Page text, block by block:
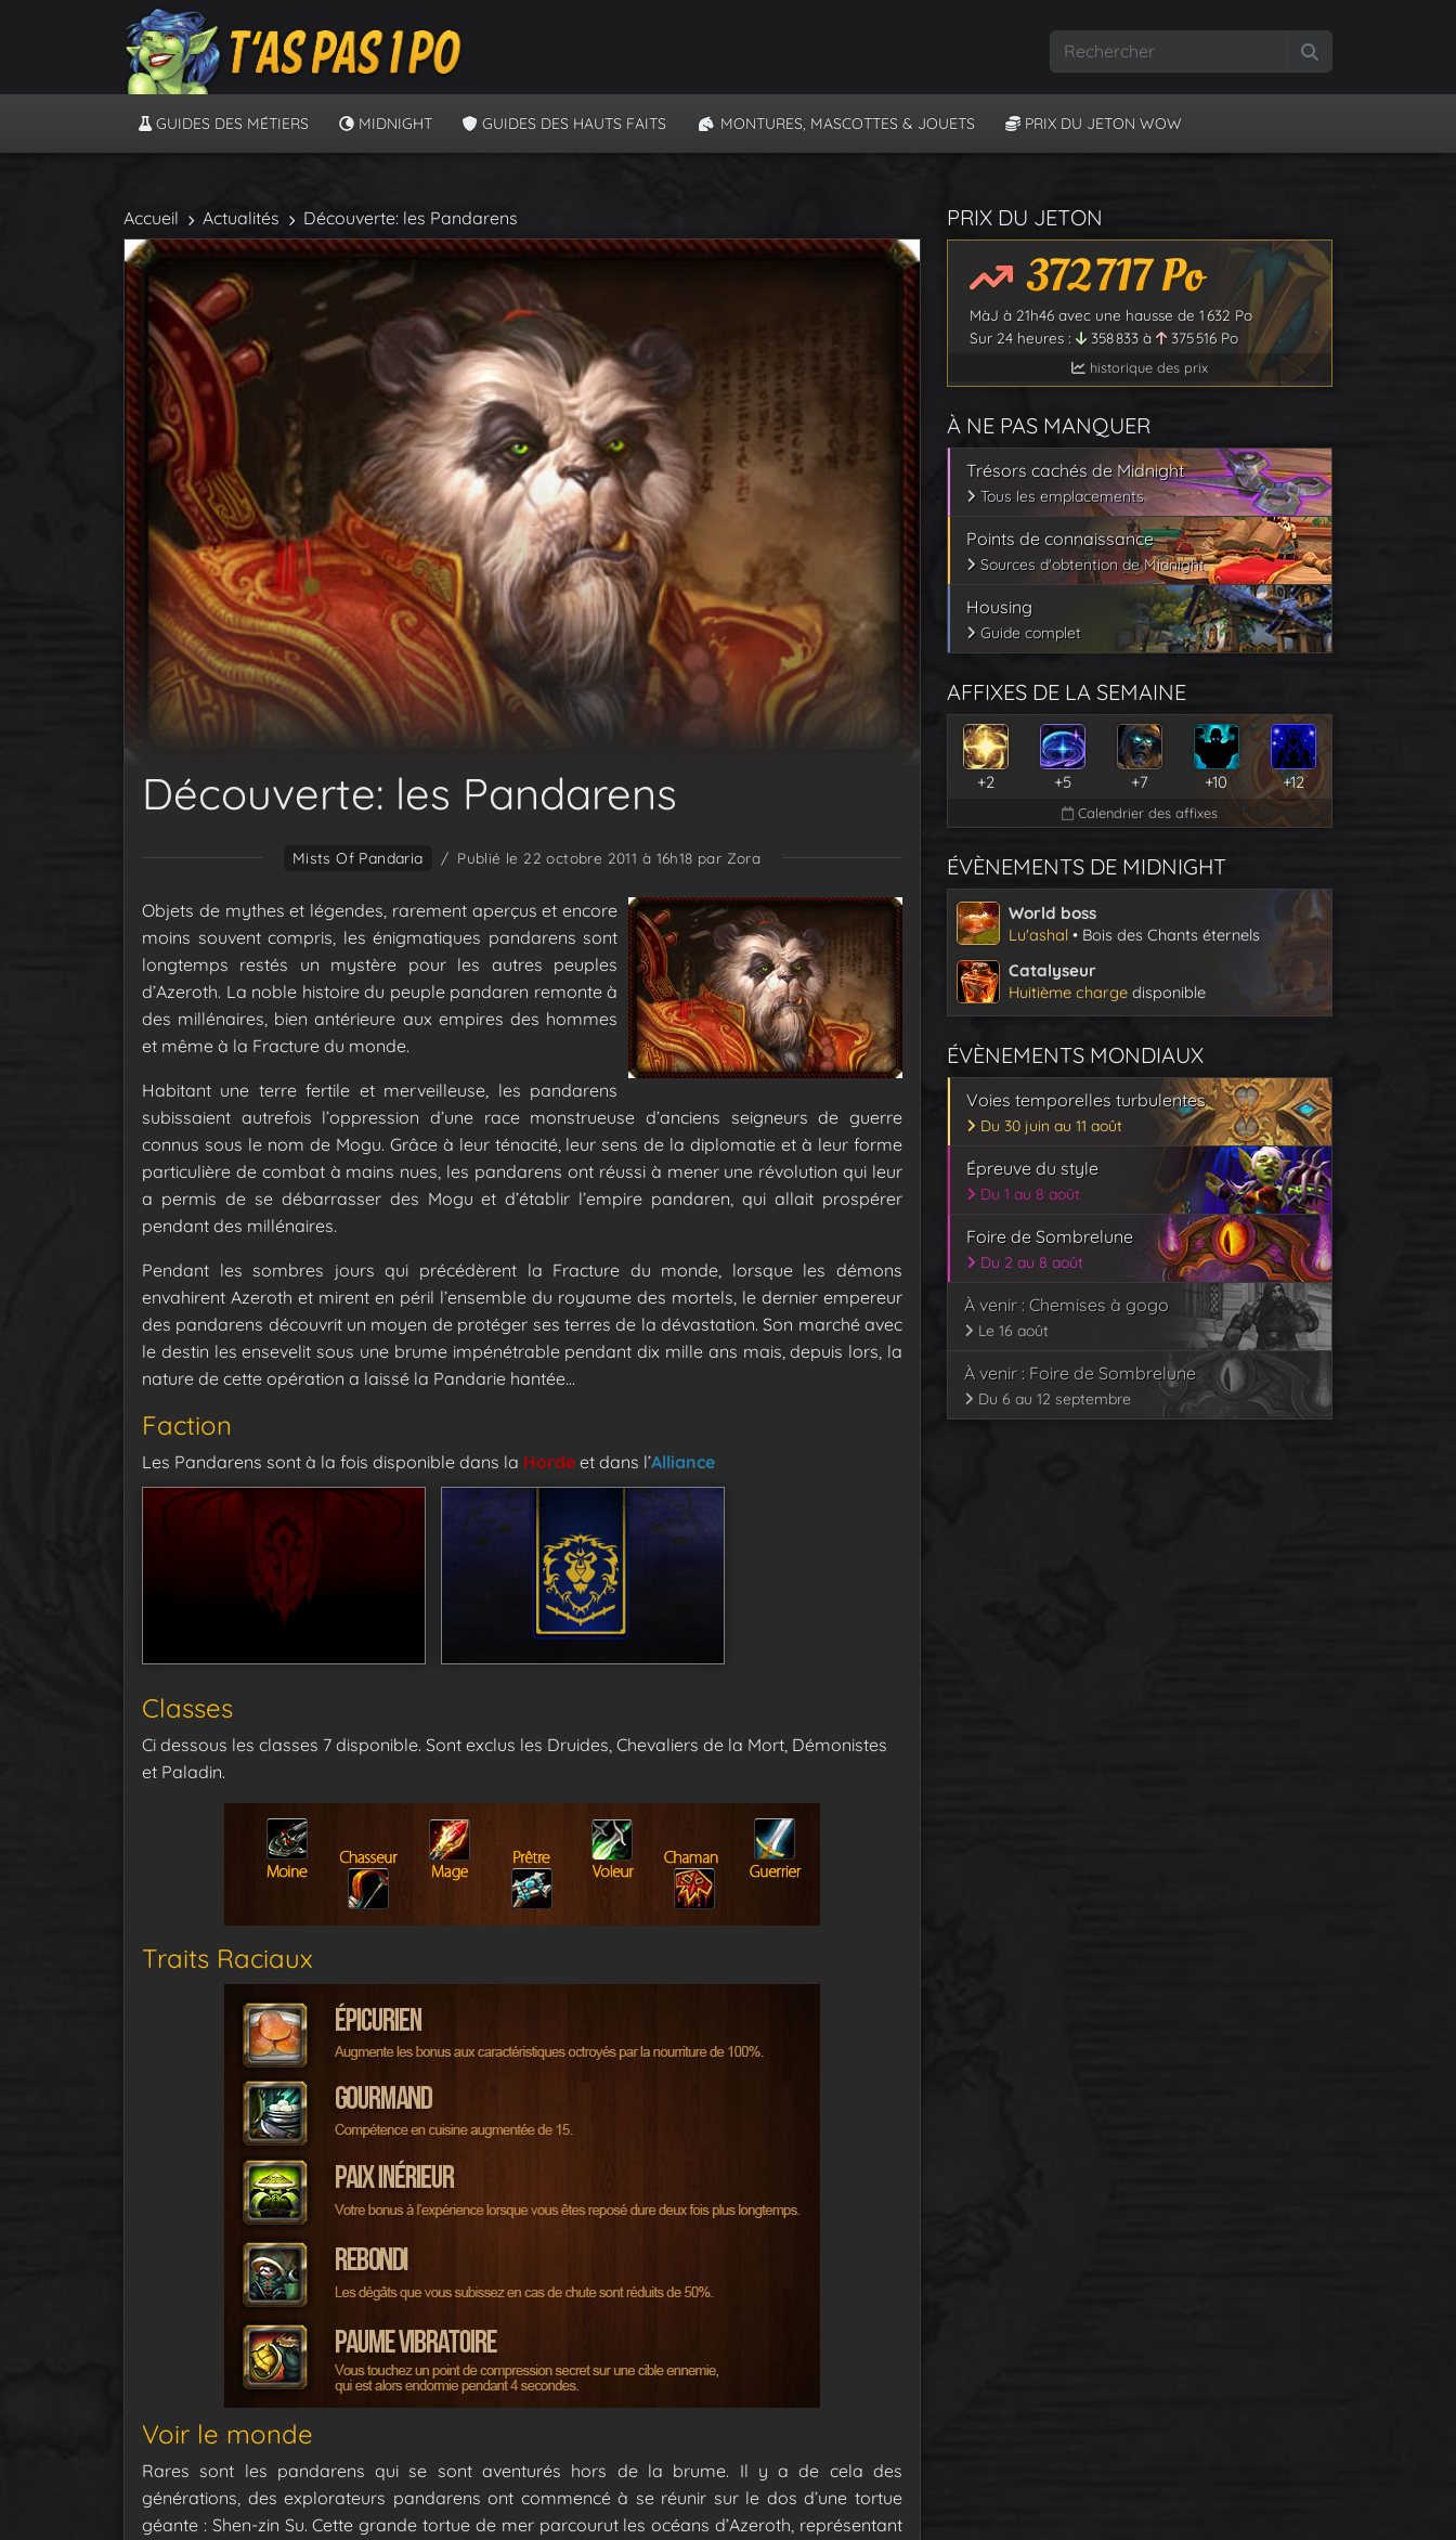
GUIDES DES MÉTIERS MIDNIGHT GUIDES DES HAUTS FAITS MONTURES, MASCOTTES & JOUETS PRIX DU JETON WOW
Accueil Actualités Découverte: les Pandarens
Découverte: les Pandarens
Mists Of Pandaria / Publié le 22 octobre 2011 à 16h18 par Zora
Objets de mythes et légendes, rarement aperçus et encore
moins souvent compris, les énigmatiques pandarens sont
longtemps restés un mystère pour les autres peuples
d’Azeroth. La noble histoire du peuple pandaren remonte à
des millénaires, bien antérieure aux empires des hommes
et même à la Fracture du monde.
Habitant une terre fertile et merveilleuse, les pandarens
subissaient autrefois l’oppression d’une race monstrueuse d’anciens seigneurs de guerre
connus sous le nom de Mogu. Grâce à leur ténacité, leur sens de la diplomatie et à leur forme
particulière de combat à mains nues, les pandarens ont réussi à mener une révolution qui leur
a permis de se débarrasser des Mogu et d’établir l’empire pandaren, qui allait prospérer
pendant des millénaires.
Pendant les sombres jours qui précédèrent la Fracture du monde, lorsque les démons
envahirent Azeroth et mirent en péril l’ensemble du royaume des mortels, le dernier empereur
des pandarens découvrit un moyen de protéger ses terres de la dévastation. Son marché avec
le destin les ensevelit sous une brume impénétrable pendant dix mille ans mais, depuis lors, la
nature de cette opération a laissé la Pandarie hantée…
Faction
Les Pandarens sont à la fois disponible dans la Horde et dans l’Alliance
Classes
Ci dessous les classes 7 disponible. Sont exclus les Druides, Chevaliers de la Mort, Démonistes
et Paladin.
Traits Raciaux
Voir le monde
Rares sont les pandarens qui se sont aventurés hors de la brume. Il y a de cela des
générations, des explorateurs pandarens ont commencé à se réunir sur le dos d’une tortue
géante : Shen-zin Su. Cette grande tortue de mer parcourut les océans d’Azeroth, représentant
PRIX DU JETON
372 717Po
MàJ à 21h46 avec une hausse de 1 632 Po
Sur 24 heures :
358 833 à 375 516 Po
historique des prix
À NE PAS MANQUER
Trésors cachés de Midnight
Tous les emplacements
Points de connaissance
Sources d'obtention de Midnight
Housing
Guide complet
AFFIXES DE LA SEMAINE
+2 +5 +7 +10 +12
Calendrier des affixes
ÉVÈNEMENTS DE MIDNIGHT
World boss
Lu'ashal • Bois des Chants éternels
Catalyseur
Huitième charge disponible
ÉVÈNEMENTS MONDIAUX
Voies temporelles turbulentes
Du 30 juin au 11 août
Épreuve du style
Du 1 au 8 août
Foire de Sombrelune
Du 2 au 8 août
À venir : Chemises à gogo
Le 16 août
À venir : Foire de Sombrelune
Du 6 au 12 septembre